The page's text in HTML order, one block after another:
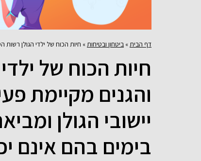
דף הבית » ביטחון ובטיחות » חיות הכוח של ילדי הגולן רשות
חיות הכוח של
והגנים מקיימת
יישובי הגולן
בימים בהם אינם